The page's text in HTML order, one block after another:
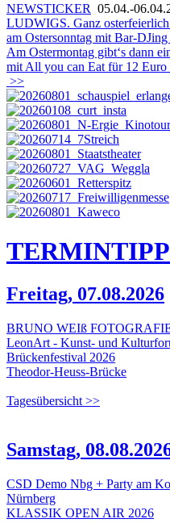
NEWSTICKER 05.04.-
LUDWIGS. Ganz
am Ostersonntag mit Bar-
Am Ostermontag gibt‘s dann
mit All you can Eat für 12 Euro
>>
TERMIN
Freitag, 07.08.2026
BRUNO WEIß
LeonArt - Kunst- und
Brückenfestival 2026
Theodor-Heuss-Brücke
Tagesübersicht >>
Samstag,
CSD Demo Nbg + Party am
Nürnberg
KLASSIK OPEN AIR 2026